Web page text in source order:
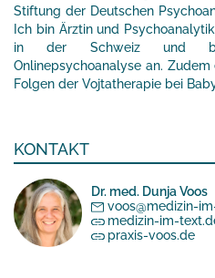
Stiftung der Deutschen
Ich bin Ärztin und
in der Schweiz und
Onlinepsychoanalyse an.
Folgen der Vojtatherapie bei
KONTAKT
Dr. med. Dunja Voos
voos@medizin-
medizin-im-
praxis-voos.de